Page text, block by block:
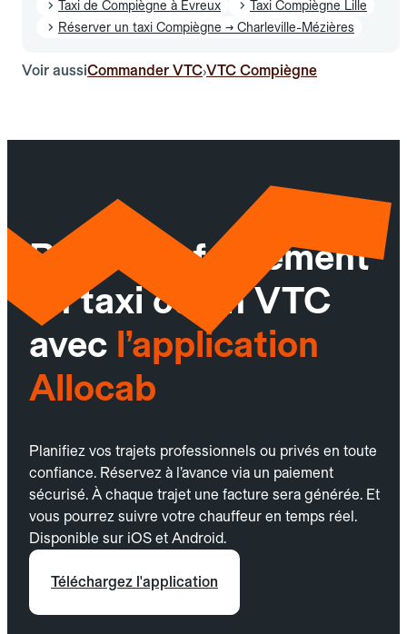
Taxi de Compiègne à Évreux
Taxi Compiègne Lille
Réserver un taxi Compiègne → Charleville-Mézières
Voir aussiCommander VTC›VTC Compiègne
Réservez facilement
un taxi ou un VTC
avec l’application
Allocab
Planifiez vos trajets professionnels ou privés en toute
confiance. Réservez à l’avance via un paiement
sécurisé. À chaque trajet une facture sera générée. Et
vous pourrez suivre votre chauffeur en temps réel.
Disponible sur iOS et Android.
Téléchargez l'application